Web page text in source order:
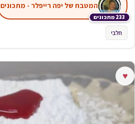
233 מתכונים
המטבח של יפה רייפלר - מתכונים
חלבי
♥